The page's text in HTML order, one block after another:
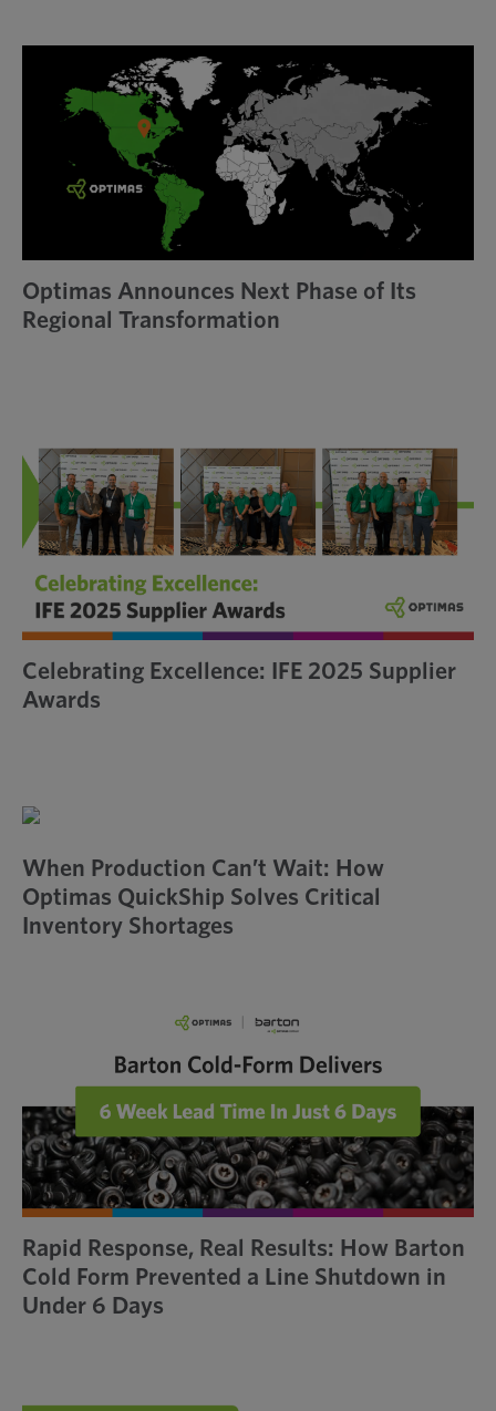
Optimas Announces Next Phase of Its
Regional Transformation
Celebrating Excellence: IFE 2025 Supplier
Awards
When Production Can’t Wait: How
Optimas QuickShip Solves Critical
Inventory Shortages
Rapid Response, Real Results: How Barton
Cold Form Prevented a Line Shutdown in
Under 6 Days